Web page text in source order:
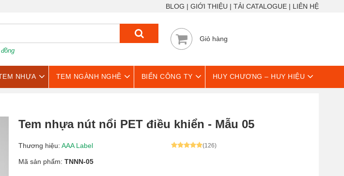
BLOG GIỚI THIỆU TẢI CATALOGUE LIÊN HỆ
Giỏ hàng
NHỰA TEM NGÀNH NGHỀ BIỂN CÔNG TY HUY CHƯƠNG – HUY HIỆU
Tem nhựa nút nổi PET điều khiển - Mẫu 05
Thương hiệu: AAA Label (126)
Mã sản phẩm: TNNN-05